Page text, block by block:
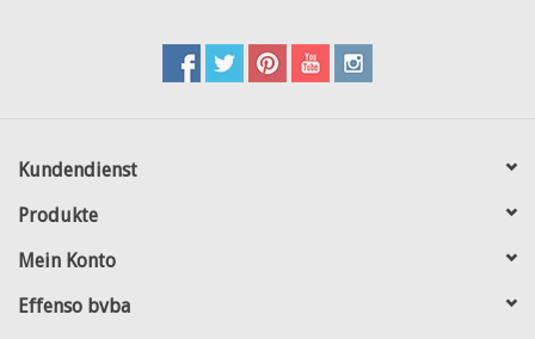
Kundendienst
Produkte
Mein Konto
Effenso bvba